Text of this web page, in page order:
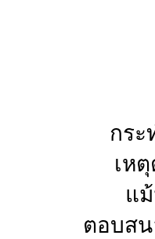
กระ
เห
แ
ตอบสน